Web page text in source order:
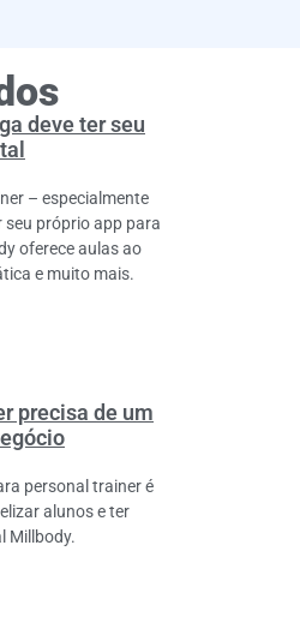
deve ter seu
– especialmente
seu próprio app para
oferece aulas ao
e muito mais.
precisa de um
personal trainer é
alunos e ter
Millbody.